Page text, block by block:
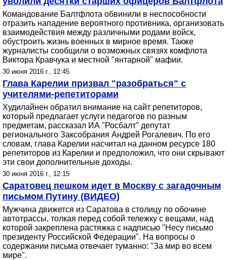
Командование Балтфлота обвинили в неспособности
отразить нападение вероятного противника, организовать
взаимодействия между различными родами войск,
обустроить жизнь военных в мирное время. Также
журналисты сообщили о возможных связях комфлота
Виктора Кравчука и местной "янтарной" мафии.
30 июня 2016 г., 12:45
Глава Карелии призвал "разобраться" с
учителями-репетиторами
Худилайнен обратил внимание на сайт репетиторов,
который предлагает услуги педагогов по разным
предметам, рассказал ИА "Росбалт" депутат
регионального Заксобрания Андрей Рогалевич. По его
словам, глава Карелии насчитал на данном ресурсе 180
репетиторов из Карелии и предположил, что они скрывают
эти свои дополнительные доходы.
30 июня 2016 г., 12:15
Саратовец пешком идет в Москву с загадочным
письмом Путину (ВИДЕО)
Мужчина движется из Саратова в столицу по обочине
автотрассы, толкая перед собой тележку с вещами, над
которой закреплена растяжка с надписью "Несу письмо
президенту Российской Федерации". На вопросы о
содержании письма отвечает туманно: "За мир во всем
мире".